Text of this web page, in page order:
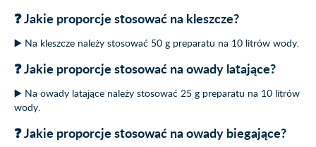
❓ Jakie proporcje stosować na kleszcze?
▶️ Na kleszcze należy stosować 50 g preparatu na 10 litrów wody.
❓ Jakie proporcje stosować na owady latające?
▶️ Na owady latające należy stosować 25 g preparatu na 10 litrów
wody.
❓ Jakie proporcje stosować na owady biegające?